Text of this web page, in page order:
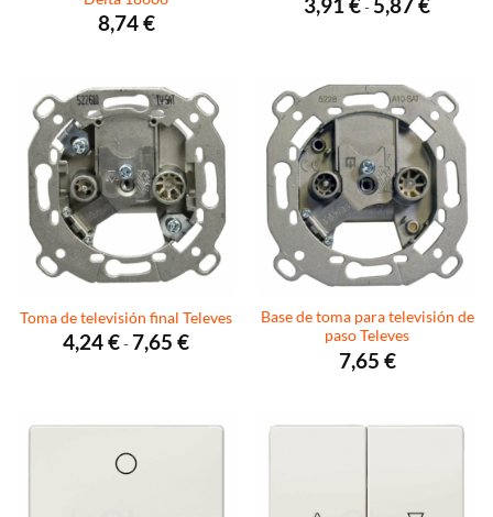
8,74€
-
de
Toma de televisión final Televes
4,24€- 7,65 €Rango
de
7,65 €
Base de toma para televisión de
paso Televes
7,65 €